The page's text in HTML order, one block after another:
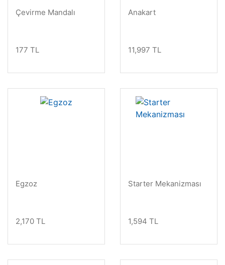
Çevirme Mandalı
177 TL
Anakart
11,997 TL
Egzoz
2,170 TL
Starter Mekanizması
1,594 TL